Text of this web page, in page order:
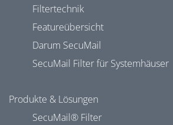
Filtertechnik
Featureübersicht
Darum SecuMail
SecuMail Filter für Systemhäuser
Produkte & Lösungen
SecuMail® Filter